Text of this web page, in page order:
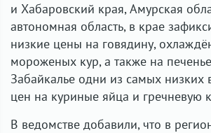
и Хабаровский края, Амурская
автономная область, в крае
низкие цены на говядину,
мороженых кур, а также на
Забайкалье одни из самых низких
цен на куриные яйца и гречневую
В ведомстве добавили, что в